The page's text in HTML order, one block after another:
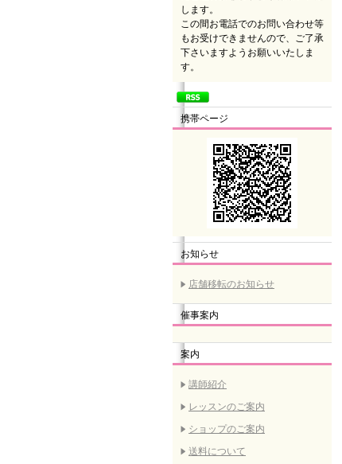
します。
この間お電話でのお問い合わせ等
もお受けできませんので、ご了承
下さいますようお願いいたしま
す。
携帯ページ
お知らせ
店舗移転のお知らせ
催事案内
案内
講師紹介
レッスンのご案内
ショップのご案内
送料について